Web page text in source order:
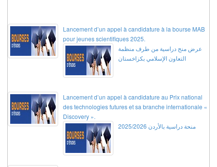
Lancement d’un appel à candidature à la bourse MAB
pour jeunes scientifiques 2025.
عرض منح دراسية من طرف منظمة
التعاون الإسلامي بكزاخستان
Lancement d’un appel à candidature au Prix national
des technologies futures et sa branche internationale «
Discovery ».
منحة دراسية بالأردن 2025/2026